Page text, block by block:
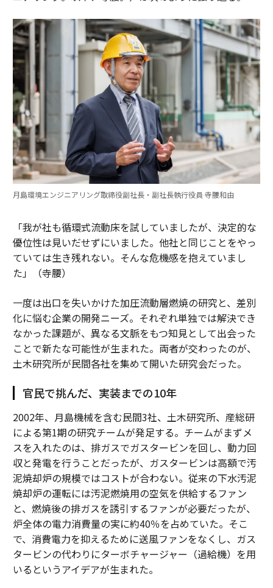
月島環境エンジニアリング取締役副社長・副社長執行役員 寺腰和由
「我が社も循環式流動床を試していましたが、決定的な
優位性は見いだせずにいました。他社と同じことをやっ
ていては生き残れない。そんな危機感を抱えていまし
た」（寺腰）
一度は出口を失いかけた加圧流動層燃焼の研究と、差別
化に悩む企業の開発ニーズ。それぞれ単独では解決でき
なかった課題が、異なる文脈をもつ知見として出会った
ことで新たな可能性が生まれた。両者が交わったのが、
土木研究所が民間各社を集めて開いた研究会だった。
官民で挑んだ、実装までの10年
2002年、月島機械を含む民間3社、土木研究所、産総研
による第1期の研究チームが発足する。チームがまずメ
スを入れたのは、排ガスでガスタービンを回し、動力回
収と発電を行うことだったが、ガスタービンは高額で汚
泥焼却炉の規模ではコストが合わない。従来の下水汚泥
焼却炉の運転には汚泥燃焼用の空気を供給するファン
と、燃焼後の排ガスを誘引するファンが必要だったが、
炉全体の電力消費量の実に約40％を占めていた。そこ
で、消費電力を抑えるために送風ファンをなくし、ガス
タービンの代わりにターボチャージャー（過給機）を用
いるというアイデアが生まれた。